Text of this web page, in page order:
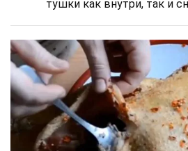
тушки как внутри, так и